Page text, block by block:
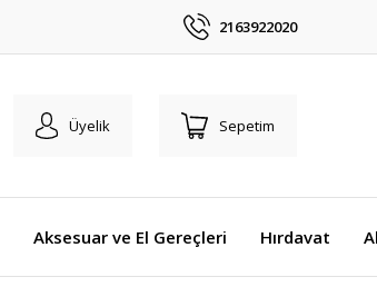
2163922020
Üyelik Sepetim
Aksesuar ve El Gereçleri Hırdavat